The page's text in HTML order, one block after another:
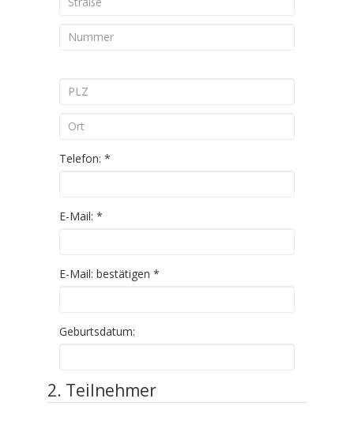
Telefon: *
E-Mail: *
E-Mail: bestätigen *
Geburtsdatum:
2. Teilnehmer